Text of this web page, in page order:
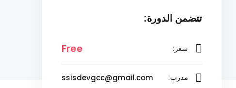
تتضمن الدورة:
سعر: Free
مدرب: ssisdevgcc@gmail.com